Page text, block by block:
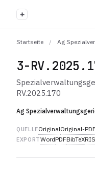
+
Startseite / Ag
3-
RV.2025.170
Ag
QUELLEOriginalOriginal-PDF
EXPORTWordPDFBibTeXRIS